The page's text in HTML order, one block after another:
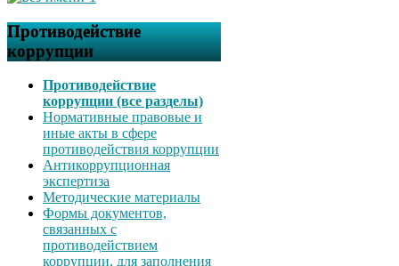
Противодействие
коррупции
Противодействие
коррупции (все разделы)
Нормативные правовые и
иные акты в сфере
противодействия коррупции
Антикоррупционная
экспертиза
Методические материалы
Формы документов,
связанных с
противодействием
коррупции, для заполнения